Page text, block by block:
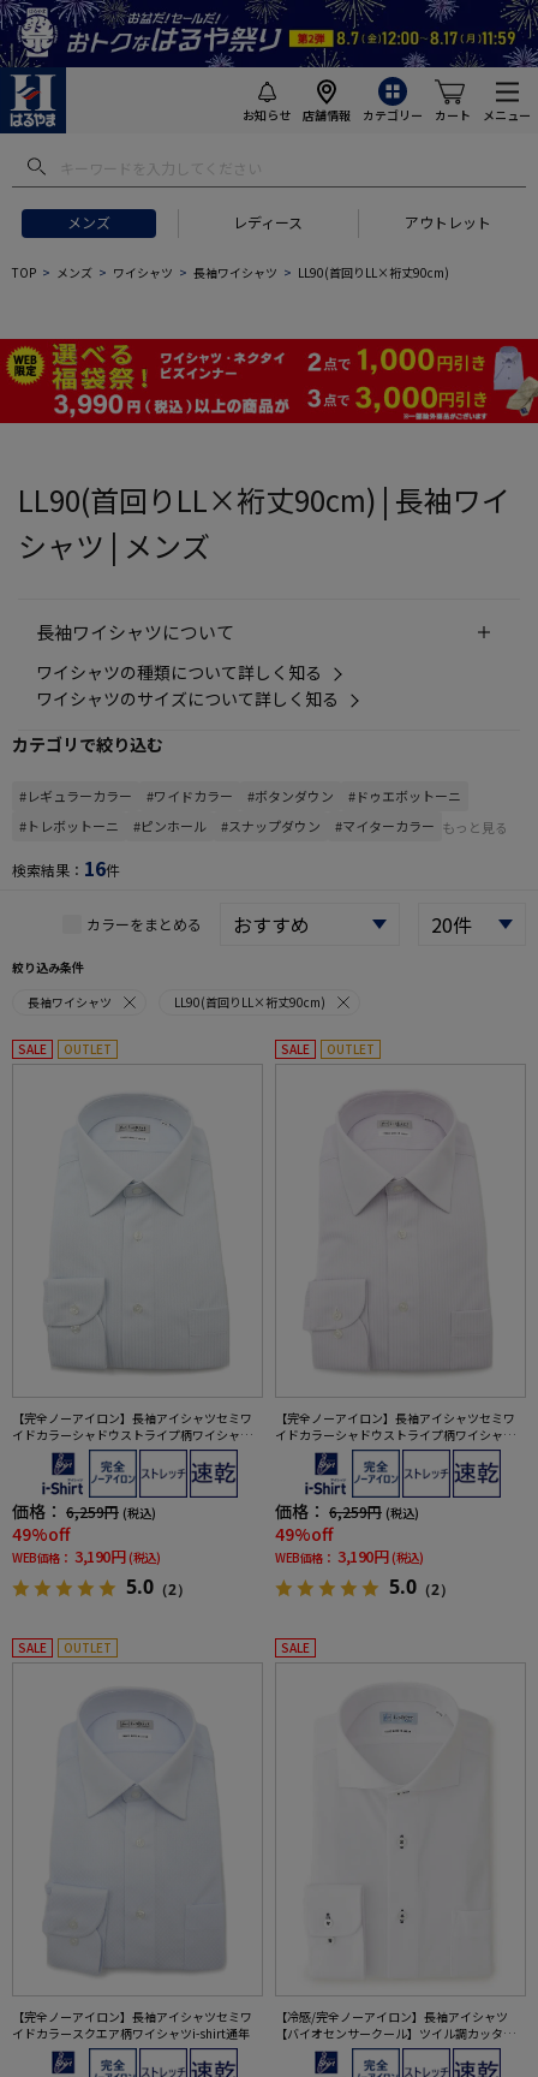
お知らせ 店舗情報 カテゴリー カート メニュー
メンズ レディース アウトレット
フトにおすすめ #セットアップ スーツ
TOP メンズ ワイシャツ 長袖ワイシャツ LL90(首回りLL×裄丈90cm)
LL90(首回りLL×裄丈90cm) | 長袖ワイ
シャツ | メンズ
長袖ワイシャツについて
ワイシャツの種類について詳しく知る
ワイシャツのサイズについて詳しく知る
カテゴリで絞り込む
#レギュラーカラー #ワイドカラー #ボタンダウン
#ドゥエボットーニ
#トレボットーニ
#ピンホール #スナップダウン #マイターカラー もっと見る
検索結果： 16件
カラーをまとめる
絞り込み条件
長袖ワイシャツ
LL90(首回りLL×裄丈90cm)
SALE OUTLET
【完全ノーアイロン】長袖アイシャツセミワ
イドカラーシャドウストライプ柄ワイシャツi-
shirt通年
価格： 6,259円 (税込)
49%off
WEB価格： 3,190円 (税込)
5.0 （2）
SALE OUTLET
【完全ノーアイロン】長袖アイシャツセミワ
イドカラーシャドウストライプ柄ワイシャツi-
shirt通年
価格： 6,259円 (税込)
49%off
WEB価格： 3,190円 (税込)
5.0 （2）
SALE OUTLET
【完全ノーアイロン】長袖アイシャツセミワ
イドカラースクエア柄ワイシャツi-shirt通年
SALE
【冷感/完全ノーアイロン】長袖アイシャツ
【バイオセンサークール】ツイル調カッタウ
ェイ織柄無地形態安定ストレッチ防汚効果吸
汗速乾ワイシャツ春夏